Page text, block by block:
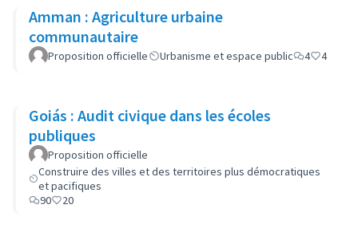
Amman : Agriculture urbaine
communautaire
Proposition officielle Urbanisme et espace public 4 4
Goiás : Audit civique dans les écoles
publiques
Proposition officielle
Construire des villes et des territoires plus démocratiques
et pacifiques
90
20